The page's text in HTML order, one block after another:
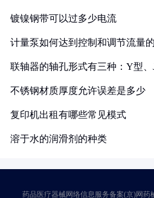
镀镍钢带可以过多少电流
计量泵如何达到控制和调节流量
联轴器的轴孔形式有三种：Y型、
不锈钢材质厚度允许误差是多少
复印机出租有哪些常见模式
溶于水的润滑剂的种类
药品医疗器械网络信息服务备案(京)网药